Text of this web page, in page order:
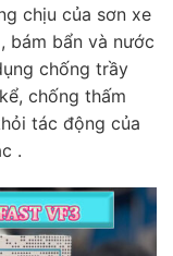
chịu của sơn xe
bám bẩn và nước
chống trầy
chống thấm
tác động của
.